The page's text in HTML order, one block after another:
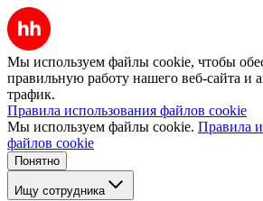
Мы используем файлы cookie, чтобы
правильную работу нашего веб-сайта и
трафик.
Правила использования файлов cookie
Мы используем файлы cookie. Правила
файлов cookie
Понятно
Ищу сотрудника